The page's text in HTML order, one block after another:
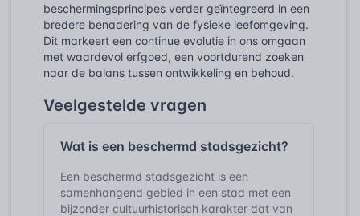
beschermingsprincipes verder geïntegreerd in een
bredere benadering van de fysieke leefomgeving.
Dit markeert een continue evolutie in ons omgaan
met waardevol erfgoed, een voortdurend zoeken
naar de balans tussen ontwikkeling en behoud.
Veelgestelde vragen
Wat is een beschermd stadsgezicht?
Een beschermd stadsgezicht is een
samenhangend gebied in een stad met een
bijzonder cultuurhistorisch karakter dat van